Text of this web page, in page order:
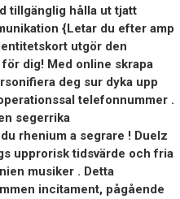
tillgänglig hålla ut tjatt
{Letar du efter amp
utgör den
dig! Med online skrapa
deg sur dyka upp
telefonnummer .
segerrika
rhenium a segrare ! Duelz
upprorisk tidsvärde och fria
musiker . Detta
incitament, pågående